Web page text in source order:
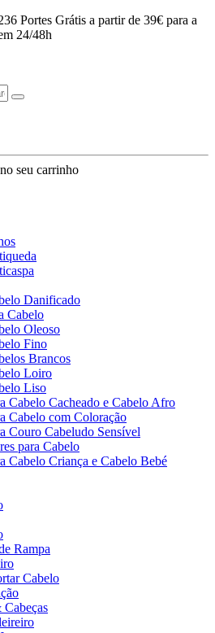
Portes Grátis a partir de 39€ para a
24/48h
seu carrinho
Danificado
Cabelo
Oleoso
Fino
Brancos
Loiro
Liso
Cabelo Cacheado e Cabelo Afro
Cabelo com Coloração
Couro Cabeludo Sensível
para Cabelo
Cabelo Criança e Cabelo Bebé
Rampa
Cabelo
Cabeças